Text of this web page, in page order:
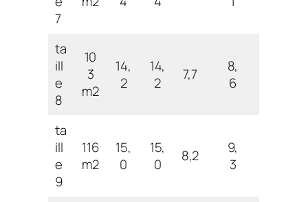
7
ta
ill
e
8
10
3
m2
14,
2
14,
2
7,7
8,
6
ta
ill
e
9
116
m2
15,
0
15,
0
8,2
9,
3